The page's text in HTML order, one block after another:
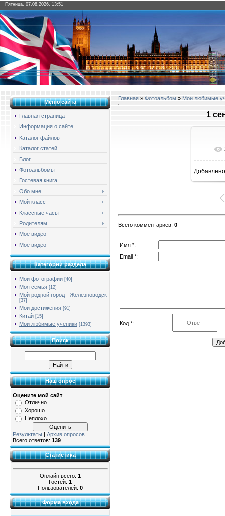
Пятница, 07.08.2026, 13:51
Меню сайта
Главная страница
Информация о сайте
Каталог файлов
Каталог статей
Блог
Фотоальбомы
Гостевая книга
Обо мне
Мой класс
Классные часы
Родителям
Мое видео
Мое видео
Категории раздела
Мои фотографии [40]
Моя семья [12]
Мой родной город - Железноводск
[37]
Мои достижения [91]
Китай [15]
Мои любимые ученики [1393]
Поиск
Наш опрос
Оцените мой сайт
Отлично
Хорошо
Неплохо
Результаты | Архив опросов
Всего ответов: 139
Статистика
Онлайн всего: 1
Гостей: 1
Пользователей: 0
Форма входа
Главная » Фотоальбом » Мои любимые
1
Добавлено
Всего комментариев: 0
Имя *:
Email *:
Код *: